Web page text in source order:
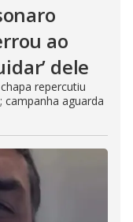
ao
dele
repercutiu
campanha aguarda